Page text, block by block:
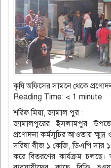
কৃষি অফিসের সামনে থেকে
Reading Time: < 1 minute
শরিফ মিয়া, জামাল পুর :
জামালপুরের ইসলামপুর
প্রণোদনা কর্মসূচির আওতায় ক্ষুদ্র
সরিষা বীজ ১ কেজি, ডিএপি
করে বিতরণের কার্যক্রম